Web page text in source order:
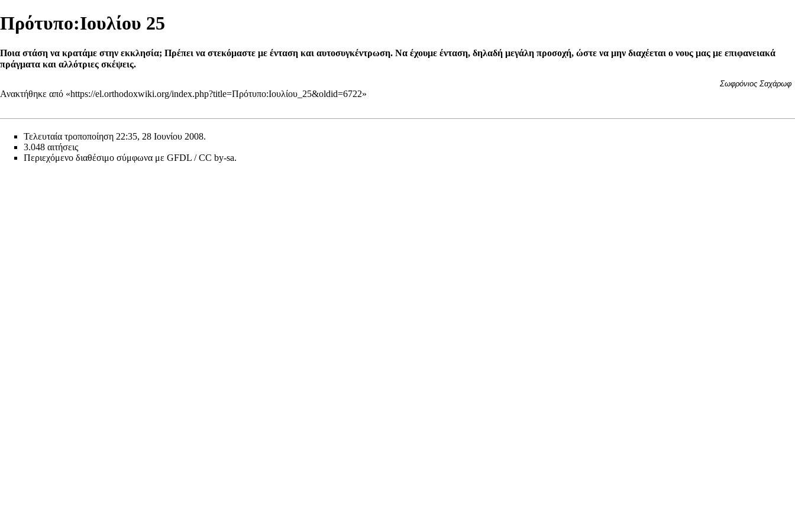
Πρότυπο:Ιουλίου 25
Ποια στάση να κρατάμε στην εκκλησία; Πρέπει να στεκόμαστε με ένταση και αυτοσυγκέντρωση. Να έχουμε ένταση, δηλαδή μεγάλη προσοχή, ώστε να μην διαχέεται ο νους μας με επιφανειακά
πράγματα και αλλότριες σκέψεις.
Σωφρόνιος Σαχάρωφ
Ανακτήθηκε από «https://el.orthodoxwiki.org/index.php?title=Πρότυπο:Ιουλίου_25&oldid=6722»
Τελευταία τροποποίηση 22:35, 28 Ιουνίου 2008.
3.048 αιτήσεις
Περιεχόμενο διαθέσιμο σύμφωνα με GFDL / CC by-sa.